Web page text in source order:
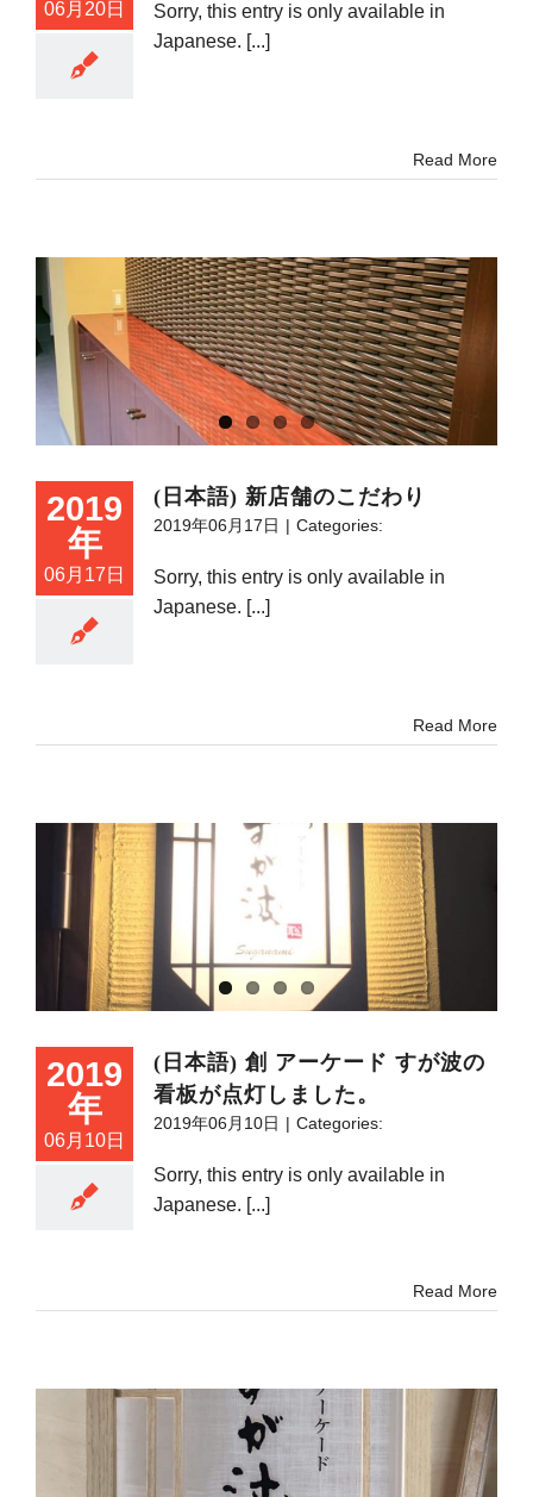
06月20日
Sorry, this entry is only available in
Japanese. [...]
Read More
2019
年
06月17日
(日本語) 新店舗のこだわり
2019年06月17日 | Categories:
Sorry, this entry is only available in
Japanese. [...]
Read More
2019
年
06月10日
(日本語) 創 アーケード すが波の
看板が点灯しました。
2019年06月10日 | Categories:
Sorry, this entry is only available in
Japanese. [...]
Read More